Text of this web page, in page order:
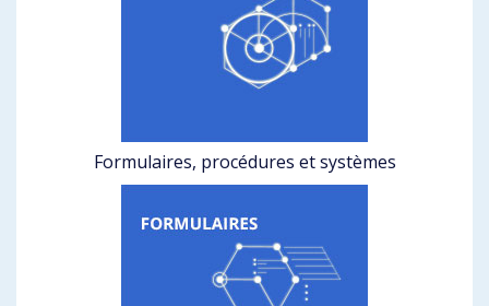
Formulaires, procédures et systèmes